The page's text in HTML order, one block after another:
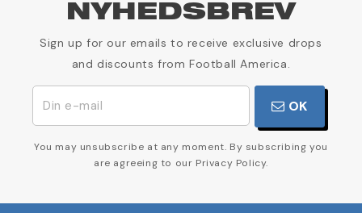
NYHEDSBREV
Sign up for our emails to receive exclusive drops
and discounts from Football America.
OK
You may unsubscribe at any moment. By subscribing you
are agreeing to our Privacy Policy.